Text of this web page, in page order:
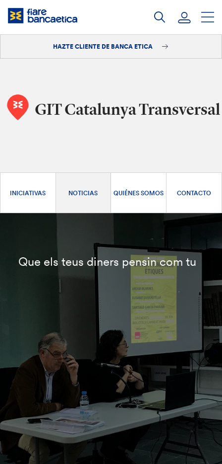
Saltar
HAZTE CLIENTE DE BANCA ETICA
GIT Catalunya Transversal
INICIATIVAS NOTICIAS QUIÉNES SOMOS CONTACTO
Que els teus diners pensin com tu